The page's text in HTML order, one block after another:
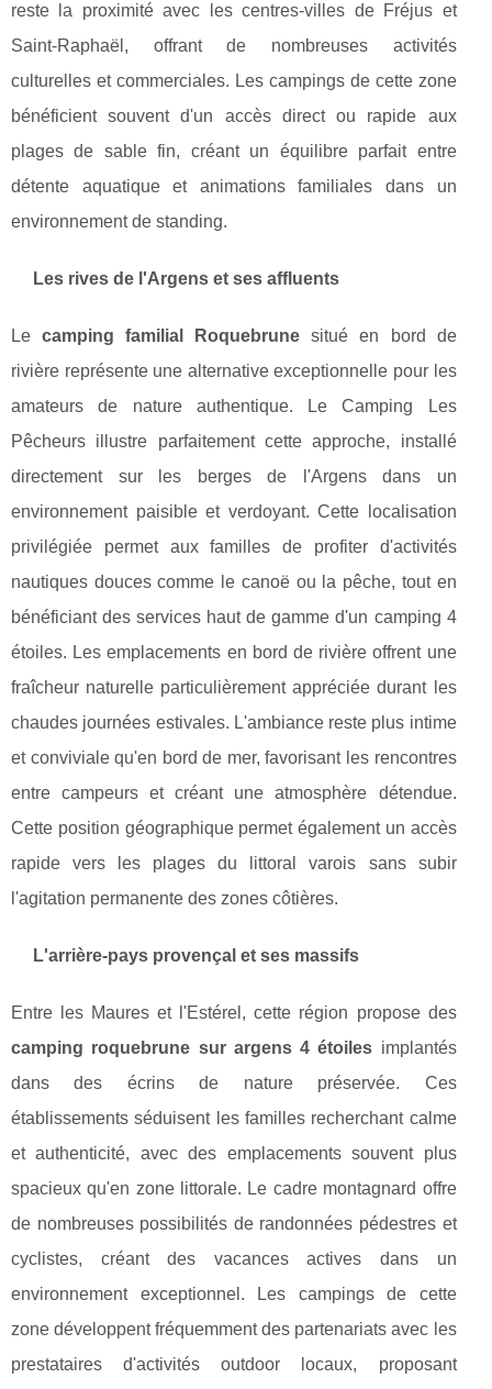
reste la proximité avec les centres-villes de Fréjus et
Saint-Raphaël, offrant de nombreuses activités
culturelles et commerciales. Les campings de cette zone
bénéficient souvent d'un accès direct ou rapide aux
plages de sable fin, créant un équilibre parfait entre
détente aquatique et animations familiales dans un
environnement de standing.
Les rives de l'Argens et ses affluents
Lecamping familial Roquebrune situé en bord de
rivière représente une alternative exceptionnelle pour les
amateurs de nature authentique. Le Camping Les
Pêcheurs illustre parfaitement cette approche, installé
directement sur les berges de l'Argens dans un
environnement paisible et verdoyant. Cette localisation
privilégiée permet aux familles de profiter d'activités
nautiques douces comme le canoë ou la pêche, tout en
bénéficiant des services haut de gamme d'un camping 4
étoiles. Les emplacements en bord de rivière offrent une
fraîcheur naturelle particulièrement appréciée durant les
chaudes journées estivales. L'ambiance reste plus intime
et conviviale qu'en bord de mer, favorisant les rencontres
entre campeurs et créant une atmosphère détendue.
Cette position géographique permet également un accès
rapide vers les plages du littoral varois sans subir
l'agitation permanente des zones côtières.
L'arrière-pays provençal et ses massifs
Entre les Maures et l'Estérel, cette région propose des
camping roquebrune sur argens 4 étoiles implantés
dans des écrins de nature préservée. Ces
établissements séduisent les familles recherchant calme
et authenticité, avec des emplacements souvent plus
spacieux qu'en zone littorale. Le cadre montagnard offre
de nombreuses possibilités de randonnées pédestres et
cyclistes, créant des vacances actives dans un
environnement exceptionnel. Les campings de cette
zone développent fréquemment des partenariats avec les
prestataires d'activités outdoor locaux, proposant